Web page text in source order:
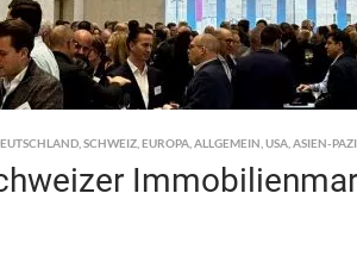
SCHWEIZ EUROPA ALLGEMEIN USA ASIEN-